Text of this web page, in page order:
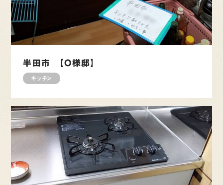
半田市 【O様邸】
キッチン